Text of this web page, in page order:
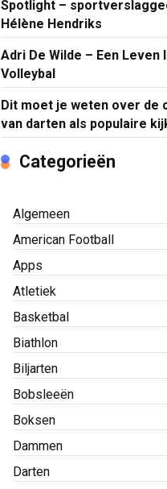
Spotlight –
Hélène Hendriks
Adri De Wilde – Een Leven
Volleybal
Dit moet je weten over de
van darten als populaire
Categorieën
Algemeen
American Football
Apps
Atletiek
Basketbal
Biathlon
Biljarten
Bobsleeën
Boksen
Dammen
Darten